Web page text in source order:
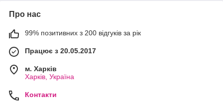
Про нас
99% позитивних з 200 відгуків за рік
Працює з 20.05.2017
м. Харків
Харків, Україна
Контакти